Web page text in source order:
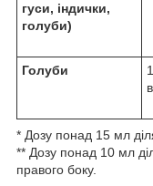
гуси, індички,
голуби)
Голуби
* Дозу понад 15 мл
** Дозу понад 10 мл
правого боку.